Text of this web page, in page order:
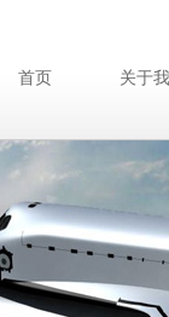
首页 关于